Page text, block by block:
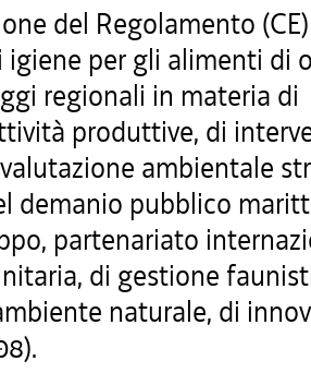
del Regolamento
per gli alimenti di
regionali in materia di
produttive, di
ambientale
demanio pubblico
partenariato
di gestione
naturale, di